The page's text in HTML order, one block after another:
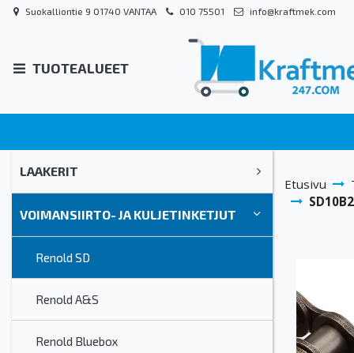
Suokalliontie 9 01740 VANTAA 010 75501 info@kraftmek.com
TUOTEALUEET
LAAKERIT
VOIMANSIIRTO- JA KULJETINKETJUT
Renold SD
Renold A&S
Renold Bluebox
Etusivu